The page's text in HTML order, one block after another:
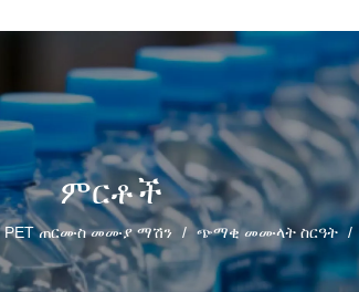
ምርቶች
PET ጠርሙስ መሙያ ማሽን / ጭማቂ መሙላት ስርዓት /